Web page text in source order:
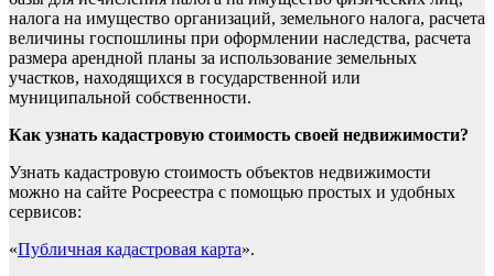
налога на имущество организаций, земельного налога, расчета
величины госпошлины при оформлении наследства, расчета
размера арендной планы за использование земельных
участков, находящихся в государственной или
муниципальной собственности.
Как узнать кадастровую стоимость своей недвижимости?
Узнать кадастровую стоимость объектов недвижимости
можно на сайте Росреестра с помощью простых и удобных
сервисов:
«Публичная кадастровая карта».